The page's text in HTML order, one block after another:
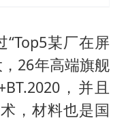
某厂在屏
26年高端旗舰
，并且
，材料也是国